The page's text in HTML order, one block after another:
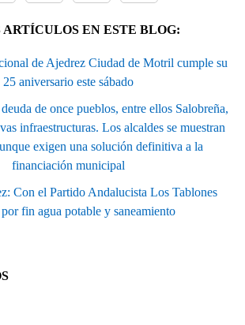
ARTÍCULOS EN ESTE BLOG:
de Ajedrez Ciudad de Motril cumple su
25 aniversario este sábado
de once pueblos, entre ellos Salobreña,
infraestructuras. Los alcaldes se muestran
exigen una solución definitiva a la
financiación municipal
Con el Partido Andalucista Los Tablones
fin agua potable y saneamiento